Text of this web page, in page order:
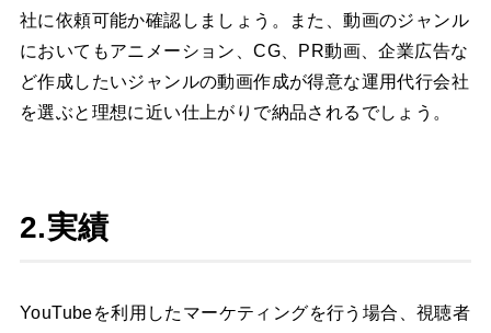
社に依頼可能か確認しましょう。また、動画のジャンル
においてもアニメーション、CG、PR動画、企業広告な
ど作成したいジャンルの動画作成が得意な運用代行会社
を選ぶと理想に近い仕上がりで納品されるでしょう。
2.実績
YouTubeを利用したマーケティングを行う場合、視聴者